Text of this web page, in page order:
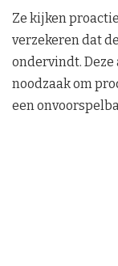
Ze kijken
verzekeren dat
ondervindt.
noodzaak om
een